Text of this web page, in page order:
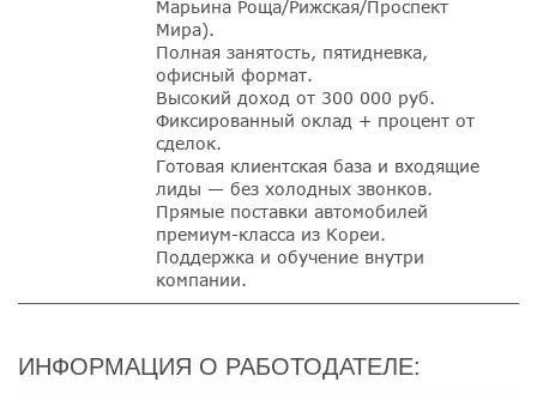
Марьина Роща/Рижская/Проспект
Мира).
Полная занятость, пятидневка,
офисный формат.
Высокий доход от 300 000 руб.
Фиксированный оклад + процент от
сделок.
Готовая клиентская база и входящие
лиды — без холодных звонков.
Прямые поставки автомобилей
премиум-класса из Кореи.
Поддержка и обучение внутри
компании.
ИНФОРМАЦИЯ О РАБОТОДАТЕЛЕ: